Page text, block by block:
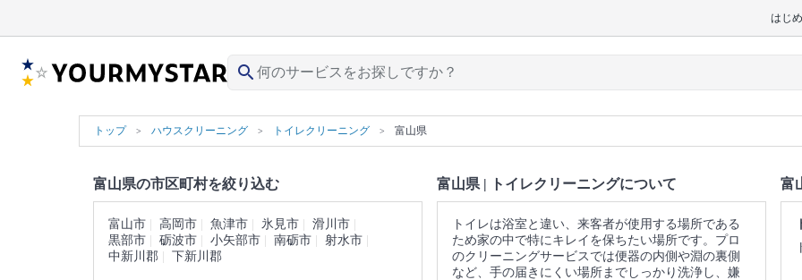
はじ
search
トップ ハウスクリーニング トイレクリーニング 富山県
富山県の市区町村を絞り込む
富山市 高岡市 魚津市 氷見市
滑川市
黒部市
砺波市 小矢部市 南砺市
射水市
中新川郡
下新川郡
富山県 | トイレクリーニングについて
トイレは浴室と違い、来客者が使用する場所である
ため家の中で特にキレイを保ちたい場所です。プロ
のクリーニングサービスでは便器の内側や淵の裏側
など、手の届きにくい場所までしっかり洗浄し、嫌
富